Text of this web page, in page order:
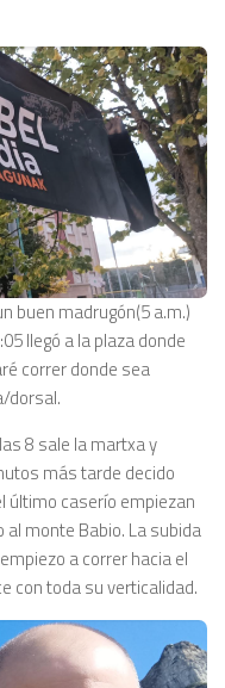
buen madrugón(5 a.m.)
llegó a la plaza donde
correr donde sea
dorsal.
8 sale la martxa y
más tarde decido
último caserío empiezan
monte Babio. La subida
a correr hacia el
con toda su verticalidad.